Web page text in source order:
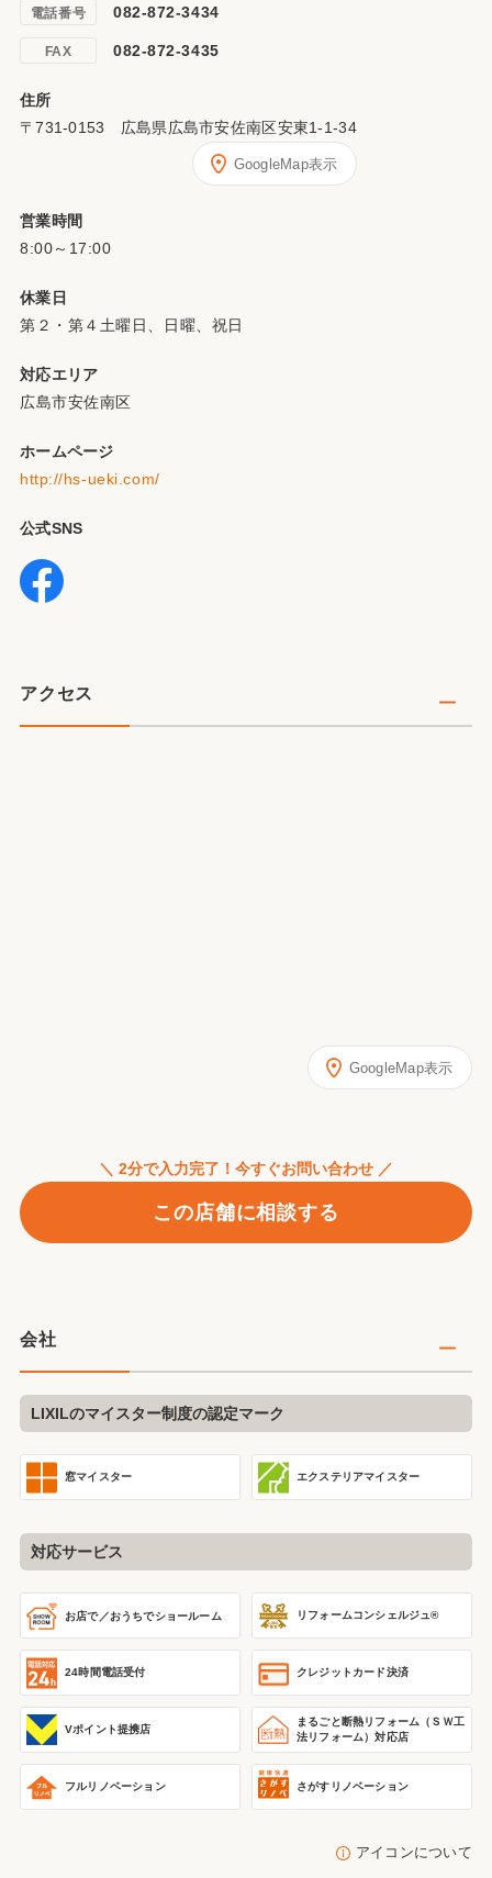
電話番号 082-872-3434
FAX 082-872-3435
住所
〒731-0153 広島県広島市安佐南区安東1-1-34
GoogleMap表示
営業時間
8:00～17:00
休業日
第２・第４土曜日、日曜、祝日
対応エリア
広島市安佐南区
ホームページ
http://hs-ueki.com/
公式SNS
アクセス
GoogleMap表示
＼ 2分で入力完了！今すぐお問い合わせ ／
この店舗に相談する
会社
LIXILのマイスター制度の認定マーク
窓マイスター エクステリアマイスター
対応サービス
お店で／おうちでショールーム リフォームコンシェルジュ®
24時間電話受付 クレジットカード決済
Vポイント提携店
まるごと断熱リフォーム （ＳＷ工
法リフォーム）対応店
フルリノベーション さがすリノベーション
アイコンについて